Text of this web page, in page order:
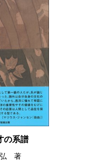
の系譜
弘 著